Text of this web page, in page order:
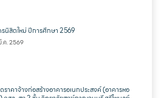
นิสิตใหม่ ปีการศึกษา 2569
.ค. 2569
ราคาจ้างก่อสร้างอาคารอเนกประสงค์ (อาคารหอ